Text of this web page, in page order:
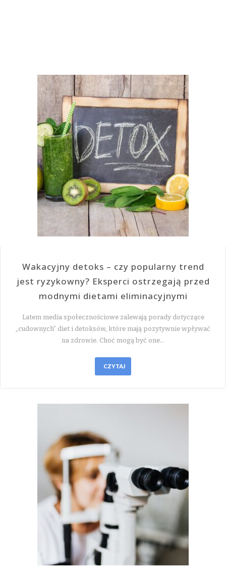
Wakacyjny detoks – czy popularny trend
jest ryzykowny? Eksperci ostrzegają przed
modnymi dietami eliminacyjnymi
Latem media społecznościowe zalewają porady dotyczące
„cudownych” diet i detoksów, które mają pozytywnie wpływać
na zdrowie. Choć mogą być one…
CZYTAJ